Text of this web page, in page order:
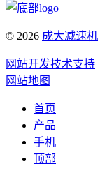
© 2026 成大减速机
网站开发技术支持
网站地图
首页
产品
手机
顶部